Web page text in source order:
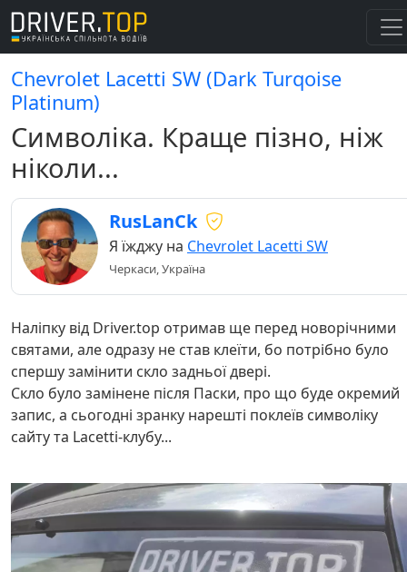
Chevrolet Lacetti SW (Dark Turqoise
Platinum)
Символіка. Краще пізно, ніж
ніколи...
RusLanCk
Я їжджу на Chevrolet Lacetti SW
Черкаси, Україна
Наліпку від Driver.top отримав ще перед новорічними
святами, але одразу не став клеїти, бо потрібно було
спершу замінити скло задньої двері.
Скло було замінене після Паски, про що буде окремий
запис, а сьогодні зранку нарешті поклеїв символіку
сайту та Lacetti-клубу...